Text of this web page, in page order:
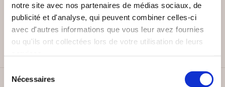
notre site avec nos partenaires de médias sociaux, de
publicité et d'analyse, qui peuvent combiner celles-ci
avec d'autres informations que vous leur avez fournies
ou qu'ils ont collectées lors de votre utilisation de leurs
Nécessaires
PAIEMENT SÉCURISÉ